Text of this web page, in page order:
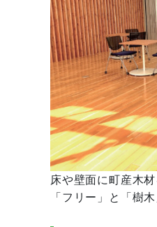
床や壁面に町産木
「フリー」と「樹